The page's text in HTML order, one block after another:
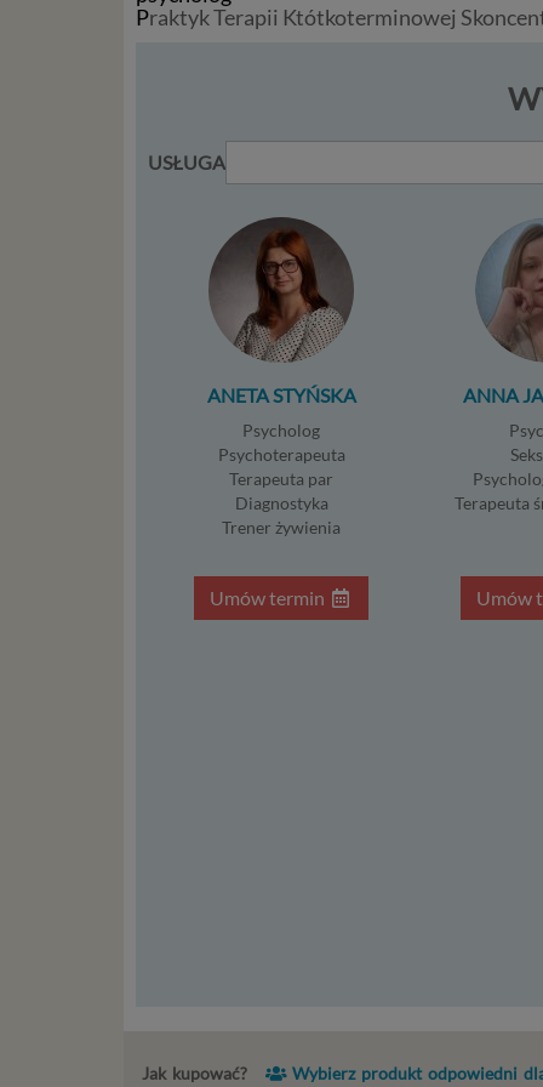
Praktyk Terapii Któtkoterminowej
USŁUGA
ANETA STYŃSKA
Psycholog
Psychoterapeuta
Terapeuta par
Diagnostyka
Trener żywienia
Umów termin
ANNA
Terapeuta
Umów
Jak kupować? Wybierz produkt odpowiedni
usług
2018 r.
nie
Czym
Dane
takimi
mogą
kilka